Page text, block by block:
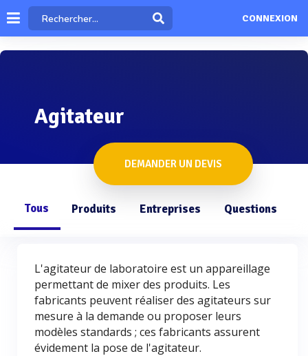
CONNEXION
Agitateur
DEMANDER UN DEVIS
Tous Produits Entreprises Questions
L'agitateur de laboratoire est un appareillage
permettant de mixer des produits. Les
fabricants peuvent réaliser des agitateurs sur
mesure à la demande ou proposer leurs
modèles standards ; ces fabricants assurent
évidement la pose de l'agitateur.